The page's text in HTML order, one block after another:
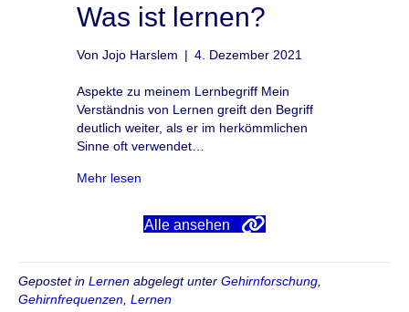
Was ist lernen?
Von Jojo Harslem | 4. Dezember 2021
Aspekte zu meinem Lernbegriff Mein
Verständnis von Lernen greift den Begriff
deutlich weiter, als er im herkömmlichen
Sinne oft verwendet…
Mehr lesen
Alle ansehen
Gepostet in Lernen abgelegt unter Gehirnforschung,
Gehirnfrequenzen, Lernen